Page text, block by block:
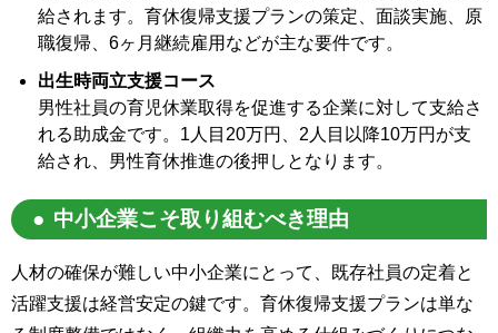
給されます。育休復帰支援プランの策定、面談実施、原
職復帰、6ヶ月継続雇用などが主な要件です。
出生時両立支援コース
男性社員の育児休業取得を促進する企業に対して支給さ
れる助成金です。1人目20万円、2人目以降10万円が支
給され、男性育休推進の後押しとなります。
中小企業こそ取り組むべき理由
人材の確保が難しい中小企業にとって、既存社員の定着と
活躍支援は経営安定の鍵です。育休復帰支援プランは単な